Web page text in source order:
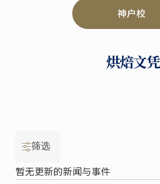
神户校
烘焙文凭
筛选
暂无更新的新闻与事件